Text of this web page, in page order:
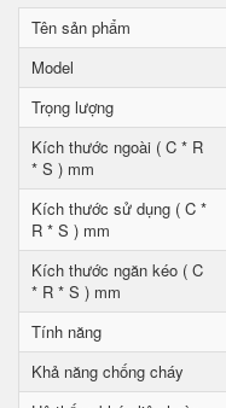
Tên sản phẩm
Model
Trọng lượng
Kích thước ngoài ( C * R
* S ) mm
Kích thước sử dụng ( C *
R * S ) mm
Kích thước ngăn kéo ( C
* R * S ) mm
Tính năng
Khả năng chống cháy